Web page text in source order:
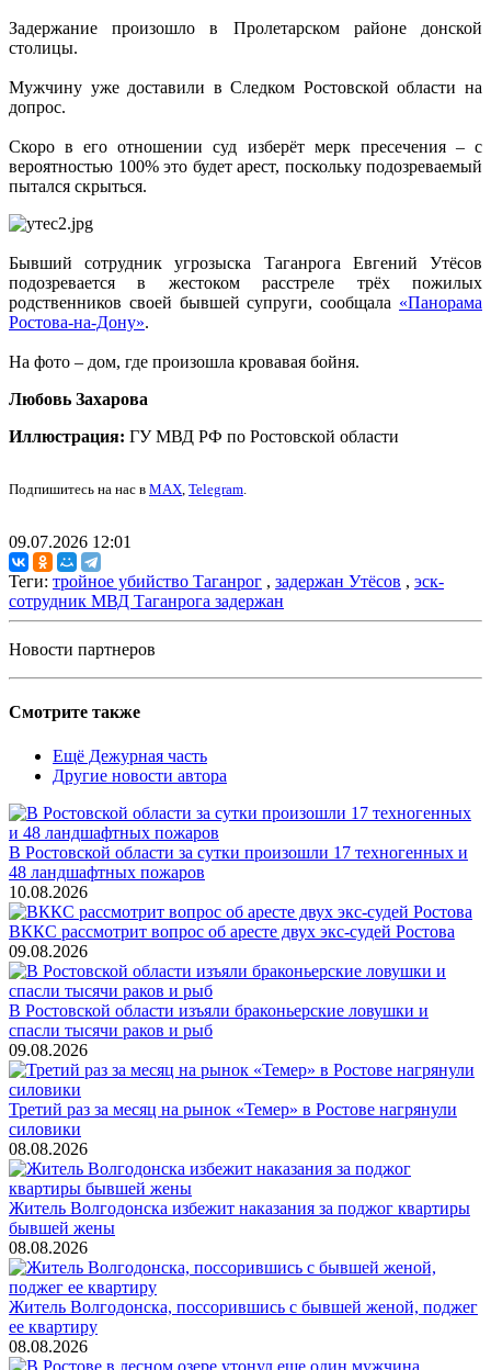
Задержание произошло в Пролетарском районе донской
столицы.
Мужчину уже доставили в Следком Ростовской области на
допрос.
Скоро в его отношении суд изберёт мерк пресечения – с
вероятностью 100% это будет арест, поскольку подозреваемый
пытался скрыться.
Бывший сотрудник угрозыска Таганрога Евгений Утёсов
подозревается в жестоком расстреле трёх пожилых
родственников своей бывшей супруги, сообщала «Панорама
Ростова-на-Дону».
На фото – дом, где произошла кровавая бойня.
Любовь Захарова
Иллюстрация: ГУ МВД РФ по Ростовской области
Подпишитесь на нас в MAX, Telegram.
09.07.2026 12:01
Теги: тройное убийство Таганрог , задержан Утёсов , эск-
сотрудник МВД Таганрога задержан
Новости партнеров
Смотрите также
Ещё Дежурная часть
Другие новости автора
В Ростовской области за сутки произошли 17 техногенных и
48 ландшафтных пожаров
10.08.2026
ВККС рассмотрит вопрос об аресте двух экс-судей Ростова
09.08.2026
В Ростовской области изъяли браконьерские ловушки и
спасли тысячи раков и рыб
09.08.2026
Третий раз за месяц на рынок «Темер» в Ростове нагрянули
силовики
08.08.2026
Житель Волгодонска избежит наказания за поджог квартиры
бывшей жены
08.08.2026
Житель Волгодонска, поссорившись с бывшей женой, поджег
ее квартиру
08.08.2026